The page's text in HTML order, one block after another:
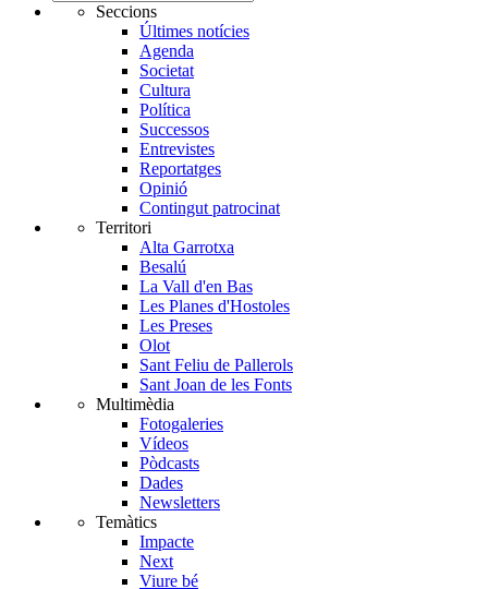
Seccions
Últimes notícies
Agenda
Societat
Cultura
Política
Successos
Entrevistes
Reportatges
Opinió
Contingut patrocinat
Territori
Alta Garrotxa
Besalú
La Vall d'en Bas
Les Planes d'Hostoles
Les Preses
Olot
Sant Feliu de Pallerols
Sant Joan de les Fonts
Multimèdia
Fotogaleries
Vídeos
Pòdcasts
Dades
Newsletters
Temàtics
Impacte
Next
Viure bé